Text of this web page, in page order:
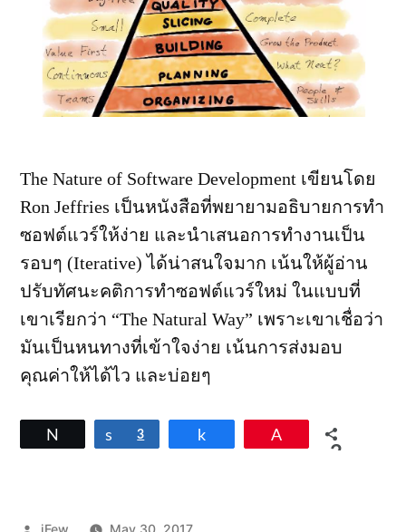
The Nature of Software Development เขียนโดย
Ron Jeffries เป็นหนังสือที่พยายามอธิบายการทำ
ซอฟต์แวร์ให้ง่าย และนำเสนอการทำงานเป็น
รอบๆ (Iterative) ได้น่าสนใจมาก เน้นให้ผู้อ่าน
ปรับทัศนะคติการทำซอฟต์แวร์ใหม่ ในแบบที่
เขาเรียกว่า “The Natural Way” เพราะเขาเชื่อว่า
มันเป็นหนทางที่เข้าใจง่าย เน้นการส่งมอบ
คุณค่าให้ได้ไว และบ่อยๆ
Share
3
3
Posted
iFew May 30, 2017